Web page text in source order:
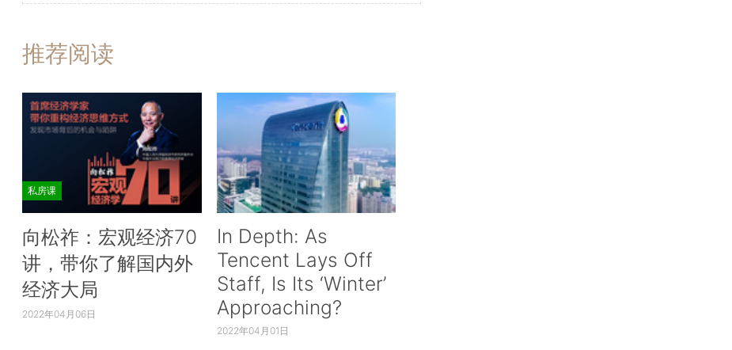
推荐阅读
私房课
向松祚：宏观经济70
讲，带你了解国内外
经济大局
2022年04月06日
In Depth: As
Tencent Lays Off
Staff, Is Its ‘Winter’
Approaching?
2022年04月01日